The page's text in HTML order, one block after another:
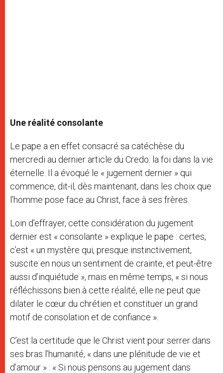
Une réalité consolante
Le pape a en effet consacré sa catéchèse du
mercredi au dernier article du Credo: la foi dans la vie
éternelle. Il a évoqué le « jugement dernier » qui
commence, dit-il, dès maintenant, dans les choix que
l’homme pose face au Christ, face à ses frères.
Loin d’effrayer, cette considération du jugement
dernier est « consolante » explique le pape : certes,
c’est « un mystère qui, presque instinctivement,
suscite en nous un sentiment de crainte, et peut-être
aussi d’inquiétude », mais en même temps, « si nous
réfléchissons bien à cette réalité, elle ne peut que
dilater le cœur du chrétien et constituer un grand
motif de consolation et de confiance ».
C’est la certitude que le Christ vient pour serrer dans
ses bras l’humanité, « dans une plénitude de vie et
d’amour » : « Si nous pensons au jugement dans